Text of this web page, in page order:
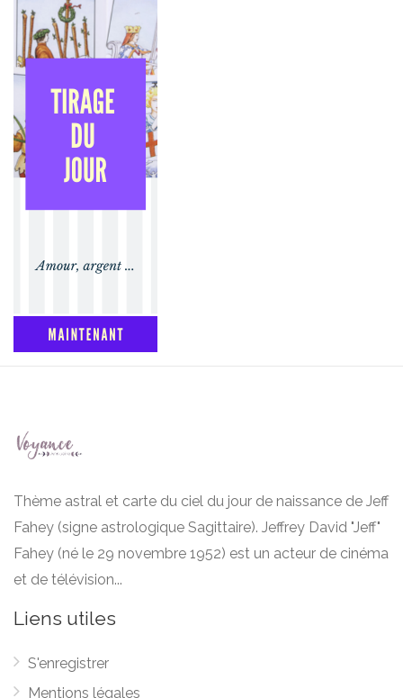
Thème astral et carte du ciel du jour de naissance de Jeff
Fahey (signe astrologique Sagittaire). Jeffrey David "Jeff"
Fahey (né le 29 novembre 1952) est un acteur de cinéma
et de télévision...
Liens utiles
S'enregistrer
Mentions légales